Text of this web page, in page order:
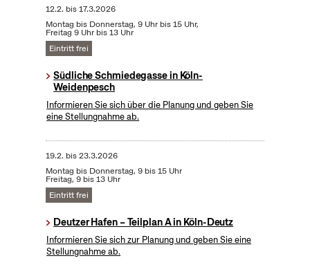
12.2. bis17.3.2026
Montag bis Donnerstag, 9 Uhr bis 15 Uhr,
Freitag 9 Uhr bis 13 Uhr
Eintritt frei
Südliche Schmiedegasse in Köln-
Weidenpesch
Informieren Sie sich über die Planung und geben Sie
eine Stellungnahme ab.
19.2. bis23.3.2026
Montag bis Donnerstag, 9 bis 15 Uhr
Freitag, 9 bis 13 Uhr
Eintritt frei
Deutzer Hafen – Teilplan A in Köln-Deutz
Informieren Sie sich zur Planung und geben Sie eine
Stellungnahme ab.